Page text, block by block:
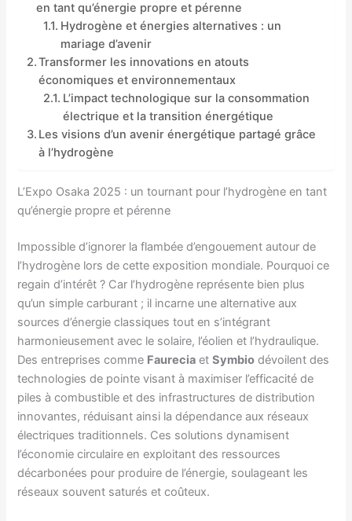
en tant qu’énergie propre et pérenne
Hydrogène et énergies alternatives : un
mariage d’avenir
Transformer les innovations en atouts
économiques et environnementaux
L’impact technologique sur la consommation
électrique et la transition énergétique
Les visions d’un avenir énergétique partagé grâce
à l’hydrogène
L’Expo Osaka 2025 : un tournant pour l’hydrogène en tant
qu’énergie propre et pérenne
Impossible d’ignorer la flambée d’engouement autour de
l’hydrogène lors de cette exposition mondiale. Pourquoi ce
regain d’intérêt ? Car l’hydrogène représente bien plus
qu’un simple carburant ; il incarne une alternative aux
sources d’énergie classiques tout en s’intégrant
harmonieusement avec le solaire, l’éolien et l’hydraulique.
Des entreprises comme Faurecia etSymbio dévoilent des
technologies de pointe visant à maximiser l’efficacité de
piles à combustible et des infrastructures de distribution
innovantes, réduisant ainsi la dépendance aux réseaux
électriques traditionnels. Ces solutions dynamisent
l’économie circulaire en exploitant des ressources
décarbonées pour produire de l’énergie, soulageant les
réseaux souvent saturés et coûteux.